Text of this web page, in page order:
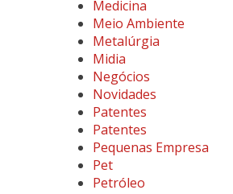
Medicina
Meio Ambiente
Metalúrgia
Midia
Negócios
Novidades
Patentes
Patentes
Pequenas Empresa
Pet
Petróleo